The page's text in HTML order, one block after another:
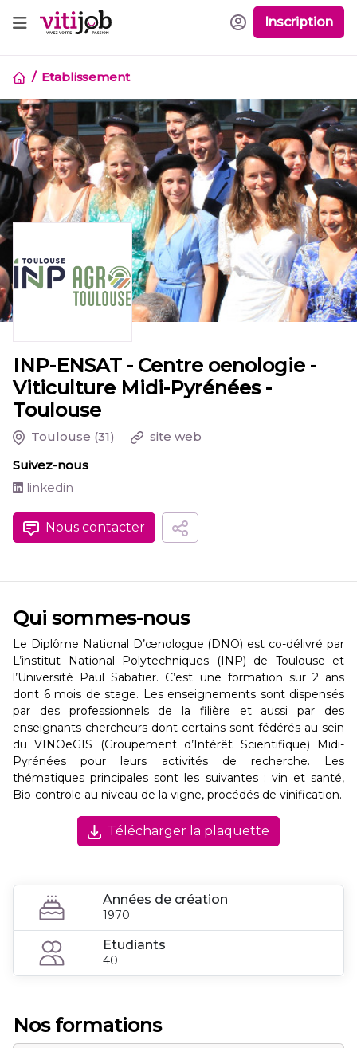
Inscription
Etablissement
INP-ENSAT - Centre oenologie -
Viticulture Midi-Pyrénées -
Toulouse
Toulouse (31)
site web
Suivez-nous
linkedin
Nous contacter
Qui sommes-nous
Le Diplôme National D’œnologue (DNO) est co-délivré par
L’institut National Polytechniques (INP) de Toulouse et
l’Université Paul Sabatier. C’est une formation sur 2 ans
dont 6 mois de stage. Les enseignements sont dispensés
par des professionnels de la filière et aussi par des
enseignants chercheurs dont certains sont fédérés au sein
du VINOeGIS (Groupement d’Intérêt Scientifique) Midi-
Pyrénées pour leurs activités de recherche. Les
thématiques principales sont les suivantes : vin et santé,
Bio-controle au niveau de la vigne, procédés de vinification.
Télécharger la plaquette
Années de création
1970
Etudiants
40
Nos formations